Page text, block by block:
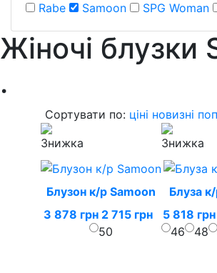
Rabe
Samoon SPG Woman
Жіночі блузки
.
Сортувати по: ціні новизні
Блузон к/р Samoon
3 878 грн 2 715 грн
50
Блуза
5 818 грн
46
48